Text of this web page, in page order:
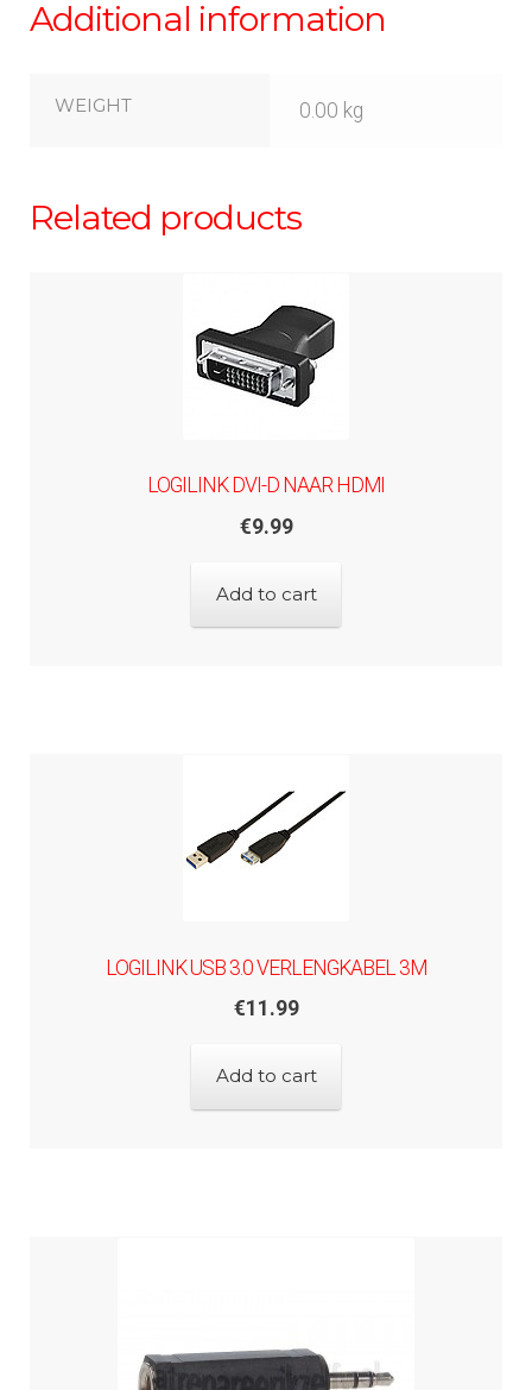
Additional information
WEIGHT 0.00 kg
Related products
LOGILINK DVI-D NAAR HDMI
€9.99
Add to cart
LOGILINK USB 3.0 VERLENGKABEL 3M
€11.99
Add to cart